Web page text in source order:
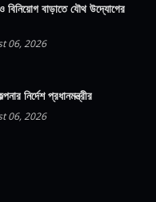
বিনিয়োগ বাড়াতে যৌথ উদ্যোগের
06, 2026
নির্দেশ প্রধানমন্ত্রীর
06, 2026